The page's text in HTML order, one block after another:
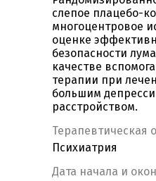
слепое плацебо-
многоцентровое
оценке
безопасности
качестве
терапии при
большим
расстройством.
Терапевтическая
Психиатрия
Дата начала и